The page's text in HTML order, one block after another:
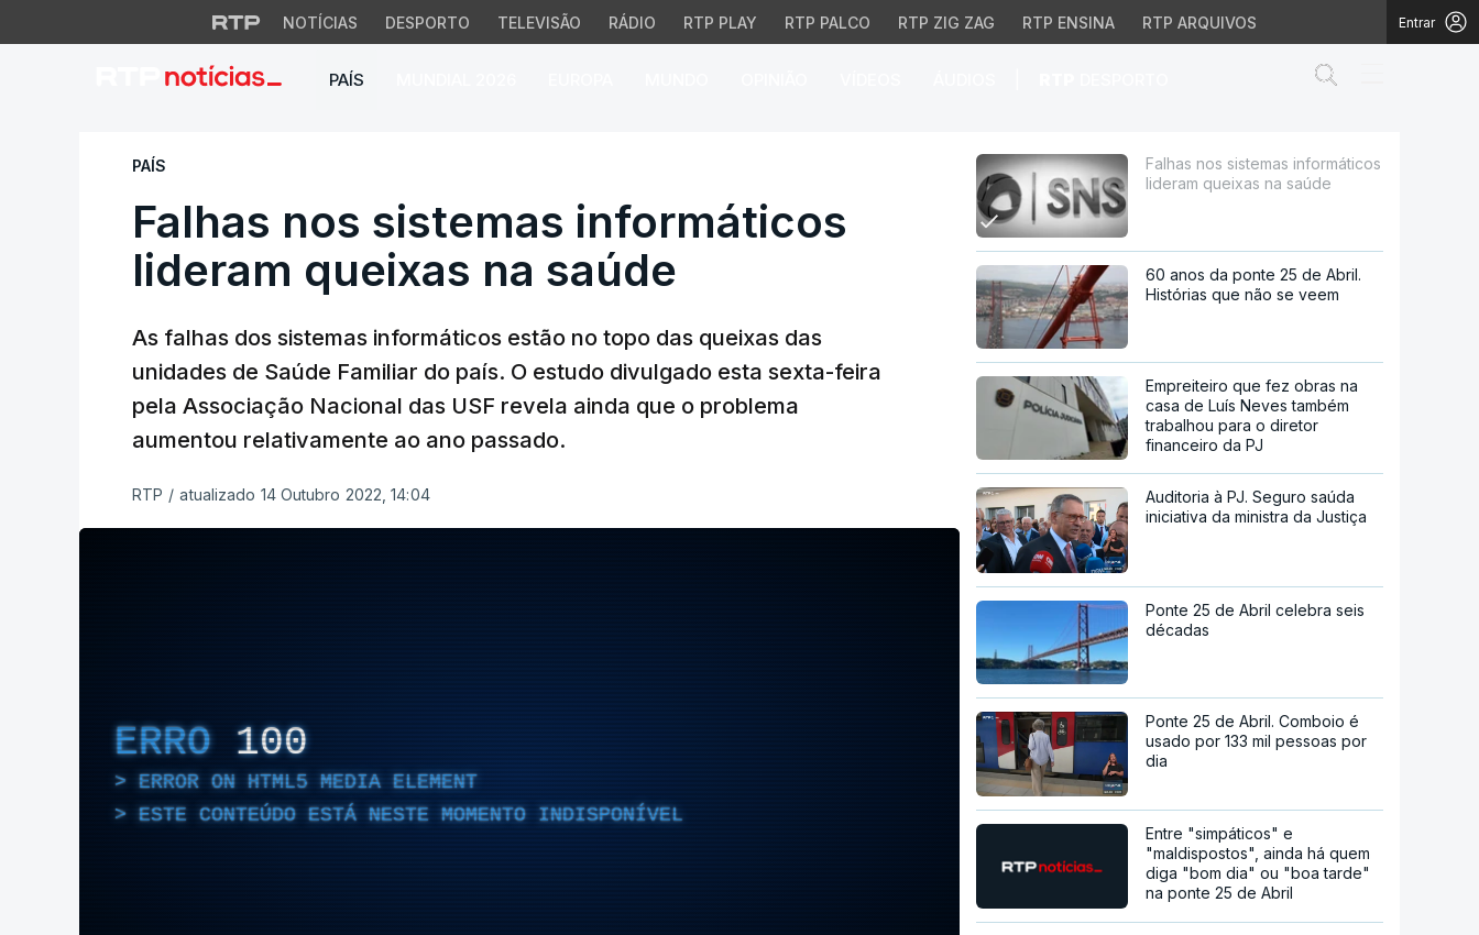
NOTÍCIAS DESPORTO TELEVISÃO RÁDIO RTP PLAY RTP PALCO RTP ZIG ZAG RTP ENSINA RTP ARQUIVOS Entrar
PAÍS
Falhas nos sistemas informáticos lideram queixas na saúde
PAÍS
Falhas nos sistemas informáticos
lideram queixas na saúde
As falhas dos sistemas informáticos estão no topo das queixas das
unidades de Saúde Familiar do país. O estudo divulgado esta sexta-feira
pela Associação Nacional das USF revela ainda que o problema
aumentou relativamente ao ano passado.
RTP / atualizado 14 Outubro 2022, 14:04
ERRO 100
ERROR ON HTML5 MEDIA ELEMENT
ESTE CONTEÚDO ESTÁ NESTE MOMENTO INDISPONÍVEL
Falhas nos sistemas informáticos
lideram queixas na saúde
60 anos da ponte 25 de Abril.
Histórias que não se veem
Empreiteiro que fez obras na
casa de Luís Neves também
trabalhou para o diretor
financeiro da PJ
Auditoria à PJ. Seguro saúda
iniciativa da ministra da Justiça
Ponte 25 de Abril celebra seis
décadas
Ponte 25 de Abril. Comboio é
usado por 133 mil pessoas por
dia
Entre "simpáticos" e
"maldispostos", ainda há quem
diga "bom dia" ou "boa tarde"
na ponte 25 de Abril